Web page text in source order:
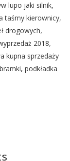
lupo jaki silnik,
taśmy kierownicy,
drogowych,
2018,
kupna sprzedaży
podkładka